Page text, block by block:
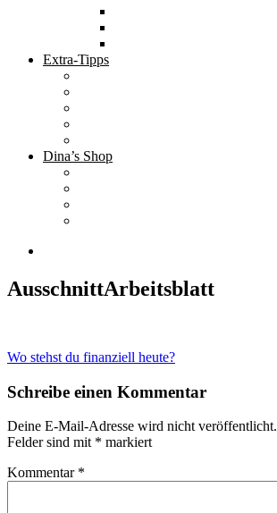
Extra-Tipps
Dina’s Shop
AusschnittArbeitsblatt
Beitragsnavigation
Wo stehst du finanziell heute?
Schreibe einen Kommentar
Deine E-Mail-Adresse wird nicht veröffentlicht.
Felder sind mit * markiert
Kommentar *